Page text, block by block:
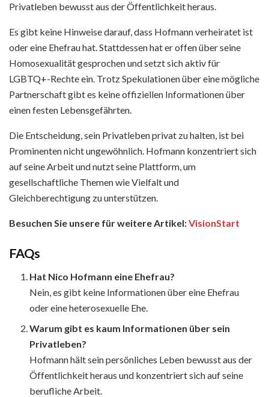
Privatleben bewusst aus der Öffentlichkeit heraus.
Es gibt keine Hinweise darauf, dass Hofmann verheiratet ist
oder eine Ehefrau hat. Stattdessen hat er offen über seine
Homosexualität gesprochen und setzt sich aktiv für
LGBTQ+-Rechte ein. Trotz Spekulationen über eine mögliche
Partnerschaft gibt es keine offiziellen Informationen über
einen festen Lebensgefährten.
Die Entscheidung, sein Privatleben privat zu halten, ist bei
Prominenten nicht ungewöhnlich. Hofmann konzentriert sich
auf seine Arbeit und nutzt seine Plattform, um
gesellschaftliche Themen wie Vielfalt und
Gleichberechtigung zu unterstützen.
Besuchen Sie unsere für weitere Artikel:VisionStart
FAQs
Hat Nico Hofmann eine Ehefrau?
Nein, es gibt keine Informationen über eine Ehefrau
oder eine heterosexuelle Ehe.
Warum gibt es kaum Informationen über sein
Privatleben?
Hofmann hält sein persönliches Leben bewusst aus der
Öffentlichkeit heraus und konzentriert sich auf seine
berufliche Arbeit.